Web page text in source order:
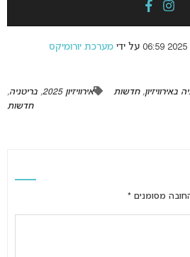
מערכת יורומיקס
באירוויזיון,חדשות אירוויזיון 2025 , בריטניה,
חדשות
מסומנים *